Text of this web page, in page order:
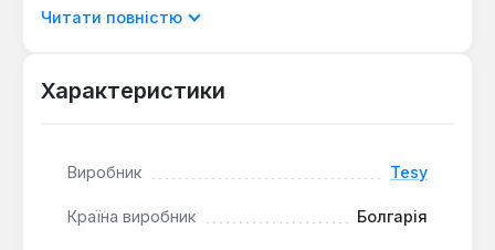
здійснюється за допомогою "мокрого" ТЕНу
23 хвилини). Температура регулюється за
відображають стан роботи. Водонагрівач працює
та має ступінь захисту IP24.
Читати повністю
Характеристики
Виробник Tesy
Країна виробник Болгарія